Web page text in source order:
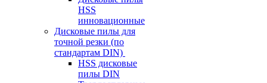
HSS
инновационные
Дисковые пилы для
точной резки (по
стандартам DIN)
HSS дисковые
пилы DIN